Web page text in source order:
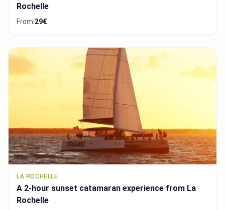
Rochelle
From 29€
LA ROCHELLE
A 2-hour sunset catamaran experience from La
Rochelle